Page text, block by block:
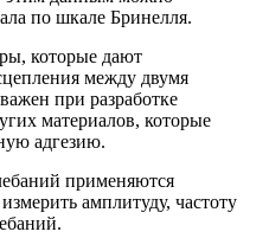
по шкале Бринелля.
которые дают
между двумя
при разработке
материалов, которые
адгезию.
применяются
амплитуду, частоту